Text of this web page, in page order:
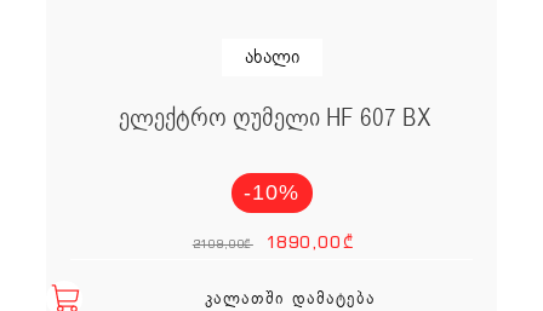
ახალი
ელექტრო ღუმელი HF 607 BX
-10%
2109,00
₾ Original price
1890,00
₾Current
ᲙᲐᲚᲐᲗᲨᲘ ᲓᲐᲛᲐᲢᲔᲑᲐ